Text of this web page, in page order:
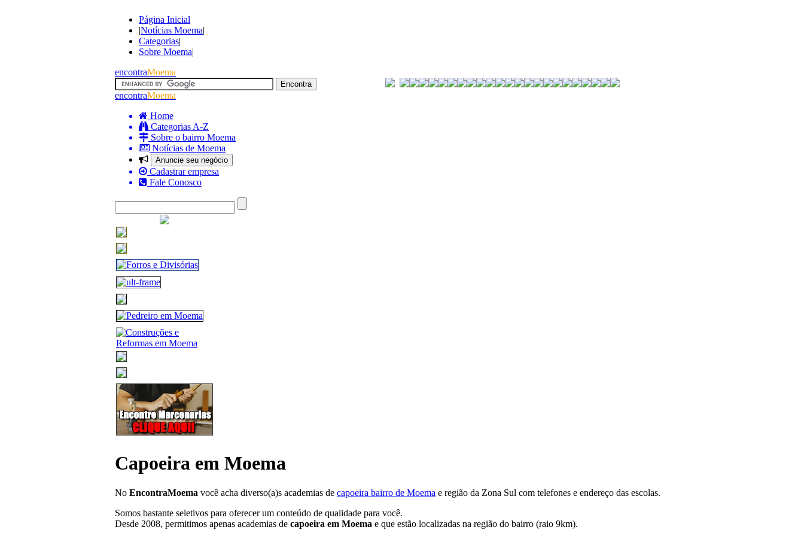
Página Inicial
|Notícias Moema|
Categorias|
Sobre Moema|
encontraMoema
encontraMoema
Home
Categorias A-Z
Sobre o bairro Moema
Notícias de Moema
Anuncie seu negócio
Cadastrar empresa
Fale Conosco
Capoeira em Moema
No EncontraMoema você acha diverso(a)s academias de capoeira bairro de Moema e região da Zona Sul com telefones e endereço das escolas.
Somos bastante seletivos para oferecer um conteúdo de qualidade para você.
Desde 2008, permitimos apenas academias de capoeira em Moema e que estão localizadas na região do bairro (raio 9km).